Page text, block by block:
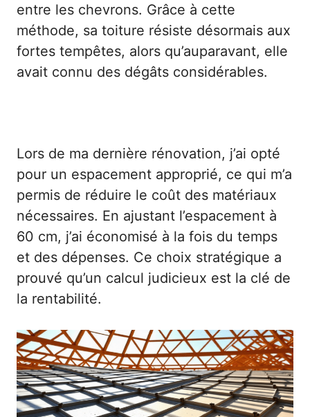
entre les chevrons. Grâce à cette
méthode, sa toiture résiste désormais aux
fortes tempêtes, alors qu’auparavant, elle
avait connu des dégâts considérables.
Lors de ma dernière rénovation, j’ai opté
pour un espacement approprié, ce qui m’a
permis de réduire le coût des matériaux
nécessaires. En ajustant l’espacement à
60 cm, j’ai économisé à la fois du temps
et des dépenses. Ce choix stratégique a
prouvé qu’un calcul judicieux est la clé de
la rentabilité.